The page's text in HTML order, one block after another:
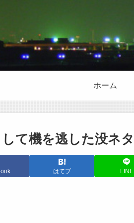
ホーム
て機を逃した没ネタ
はてブ LINE